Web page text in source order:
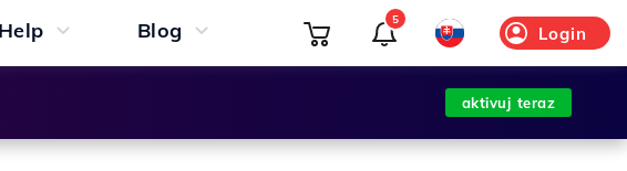
Help Blog Login
5
aktivuj teraz